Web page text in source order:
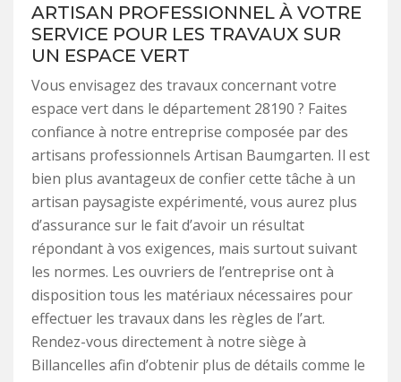
ARTISAN PROFESSIONNEL À VOTRE
SERVICE POUR LES TRAVAUX SUR
UN ESPACE VERT
Vous envisagez des travaux concernant votre
espace vert dans le département 28190 ? Faites
confiance à notre entreprise composée par des
artisans professionnels Artisan Baumgarten. Il est
bien plus avantageux de confier cette tâche à un
artisan paysagiste expérimenté, vous aurez plus
d’assurance sur le fait d’avoir un résultat
répondant à vos exigences, mais surtout suivant
les normes. Les ouvriers de l’entreprise ont à
disposition tous les matériaux nécessaires pour
effectuer les travaux dans les règles de l’art.
Rendez-vous directement à notre siège à
Billancelles afin d’obtenir plus de détails comme le